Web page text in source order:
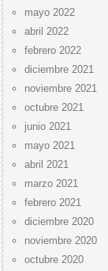
mayo 2022
abril 2022
febrero 2022
diciembre 2021
noviembre 2021
octubre 2021
junio 2021
mayo 2021
abril 2021
marzo 2021
febrero 2021
diciembre 2020
noviembre 2020
octubre 2020